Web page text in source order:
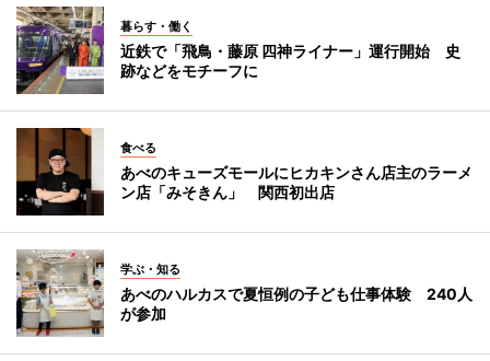
暮らす・働く
近鉄で「飛鳥・藤原 四神ライナー」運行開始 史
跡などをモチーフに
食べる
あべのキューズモールにヒカキンさん店主のラーメ
ン店「みそきん」 関西初出店
学ぶ・知る
あべのハルカスで夏恒例の子ども仕事体験 240人
が参加